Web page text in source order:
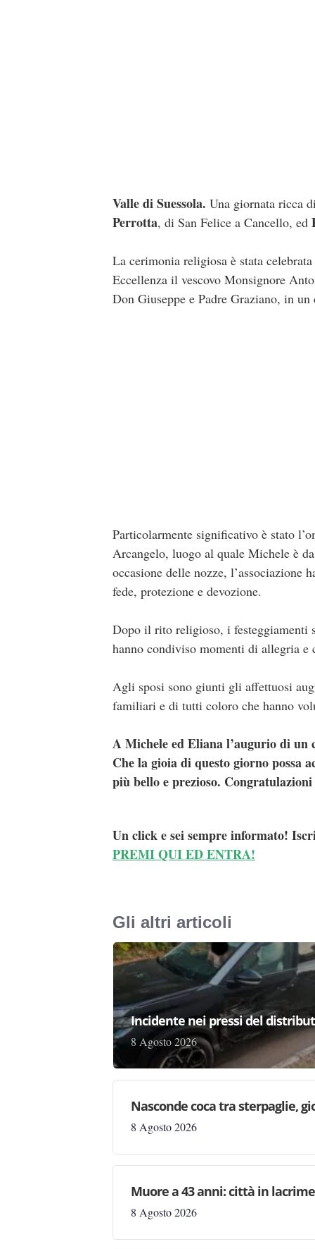
Valle di Suessola. Una giornata ricca
Perrotta, di San Felice a Cancello, ed
La cerimonia religiosa è stata
Eccellenza il vescovo Monsignore
Don Giuseppe e Padre Graziano, in
Particolarmente significativo è stato
Arcangelo, luogo al quale Michele è
occasione delle nozze,
fede, protezione e devozione.
Dopo il rito religioso, i festeggiamenti
hanno condiviso momenti di allegria e
Agli sposi sono giunti gli affettuosi
familiari e di tutti coloro che hanno
A Michele ed Eliana l’augurio di un
Che la gioia di questo giorno possa
più bello e prezioso.
Un click e sei sempre informato!
PREMI QUI ED ENTRA!
Gli altri articoli
Incidente nei pressi del
8 Agosto 2026
Nasconde coca tra sterpaglie,
8 Agosto 2026
Muore a 43 anni: città in
8 Agosto 2026